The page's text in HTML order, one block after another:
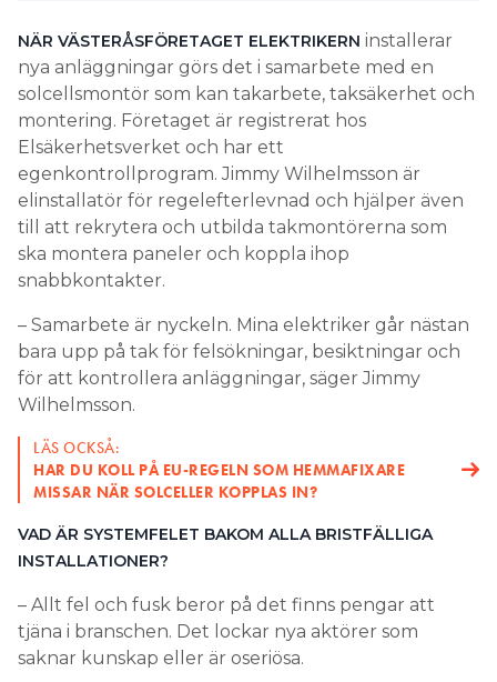
NÄR VÄSTERÅSFÖRETAGET ELEKTRIKERN installerar
nya anläggningar görs det i samarbete med en
solcellsmontör som kan takarbete, taksäkerhet och
montering. Företaget är registrerat hos
Elsäkerhetsverket och har ett
egenkontrollprogram. Jimmy Wilhelmsson är
elinstallatör för regelefterlevnad och hjälper även
till att rekrytera och utbilda takmontörerna som
ska montera paneler och koppla ihop
snabbkontakter.
– Samarbete är nyckeln. Mina elektriker går nästan
bara upp på tak för felsökningar, besiktningar och
för att kontrollera anläggningar, säger Jimmy
Wilhelmsson.
LÄS OCKSÅ:
HAR DU KOLL PÅ EU-REGELN SOM HEMMAFIXARE
MISSAR NÄR SOLCELLER KOPPLAS IN?
VAD ÄR SYSTEMFELET BAKOM ALLA BRISTFÄLLIGA
INSTALLATIONER?
– Allt fel och fusk beror på det finns pengar att
tjäna i branschen. Det lockar nya aktörer som
saknar kunskap eller är oseriösa.